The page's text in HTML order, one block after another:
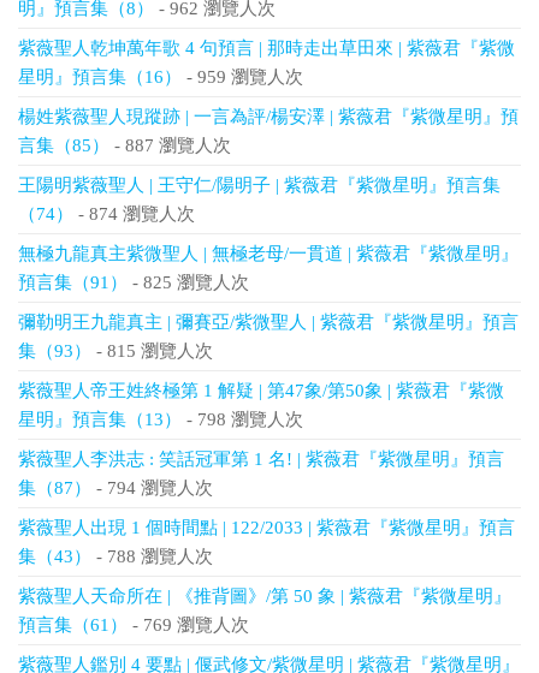
明』預言集（8） - 962 瀏覽人次
紫薇聖人乾坤萬年歌 4 句預言 | 那時走出草田來 | 紫薇君『紫微
星明』預言集（16）
- 959 瀏覽人次
楊姓紫薇聖人現蹤跡 | 一言為評/楊安澤 | 紫薇君『紫微星明』預
言集（85）
- 887 瀏覽人次
王陽明紫薇聖人 | 王守仁/陽明子 | 紫薇君『紫微星明』預言集
（74）
- 874 瀏覽人次
無極九龍真主紫微聖人 | 無極老母/一貫道 | 紫薇君『紫微星明』
預言集（91）
- 825 瀏覽人次
彌勒明王九龍真主 | 彌賽亞/紫微聖人 | 紫薇君『紫微星明』預言
集（93）
- 815 瀏覽人次
紫薇聖人帝王姓終極第 1 解疑 | 第47象/第50象 | 紫薇君『紫微
星明』預言集（13）
- 798 瀏覽人次
紫薇聖人李洪志 : 笑話冠軍第 1 名! | 紫薇君『紫微星明』預言
集（87）
- 794 瀏覽人次
紫薇聖人出現 1 個時間點 | 122/2033 | 紫薇君『紫微星明』預言
集（43）
- 788 瀏覽人次
紫薇聖人天命所在 | 《推背圖》/第 50 象 | 紫薇君『紫微星明』
預言集（61）
- 769 瀏覽人次
紫薇聖人鑑別 4 要點 | 偃武修文/紫微星明 | 紫薇君『紫微星明』